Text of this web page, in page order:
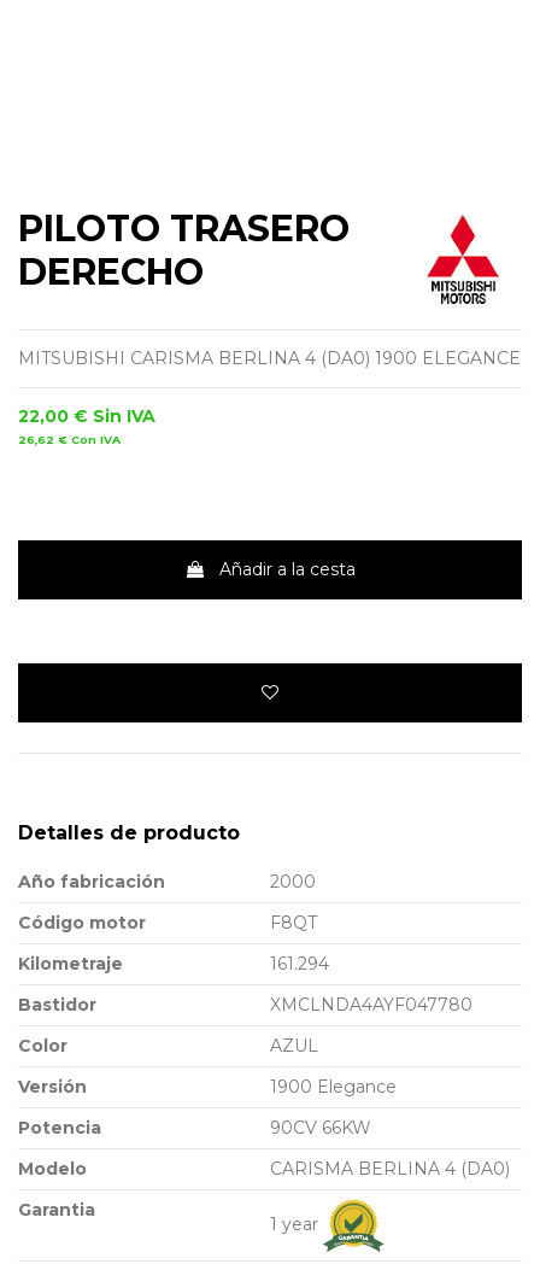
PILOTO TRASERO
DERECHO
MITSUBISHI CARISMA BERLINA 4 (DA0) 1900 ELEGANCE
22,00 € Sin IVA
26,62 € Con IVA
Añadir a la cesta
Detalles de producto
Año fabricación
2000
Código motor
F8QT
Kilometraje
161.294
Bastidor
XMCLNDA4AYF047780
Color
AZUL
Versión
1900 Elegance
Potencia
90CV 66KW
Modelo
CARISMA BERLINA 4 (DA0)
Garantia
1 year